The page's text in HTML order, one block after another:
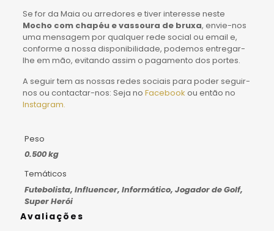
Se for da Maia ou arredores e tiver interesse neste
Mocho com chapéu e vassoura de bruxa, envie-nos
uma mensagem por qualquer rede social ou email e,
conforme a nossa disponibilidade, podemos entregar-
lhe em mão, evitando assim o pagamento dos portes.
A seguir tem as nossas redes sociais para poder seguir-
nos ou contactar-nos: Seja no Facebook ou então no
Instagram.
Peso
0.500 kg
Temáticos
Futebolista, Influencer, Informático, Jogador de Golf,
Super Herói
Avaliações